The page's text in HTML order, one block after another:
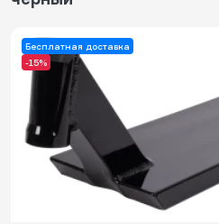
Бесплатная доставка
-15%